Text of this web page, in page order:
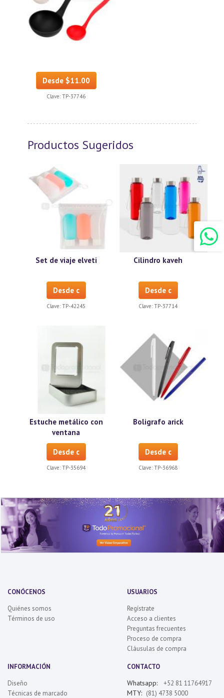
Desde $11.00
Clave: TP-37746
Productos Sugeridos
Set de viaje elveti
Desde c
Clave: TP-42245
Cilindro kaveh
Desde c
Clave: TP-37714
Estuche metálico con
ventana
Desde c
Clave: TP-35694
Boligrafo arick
Desde c
Clave: TP-36968
CONÓCENOS
Quiénes somos
Términos de uso
USUARIOS
Regístrate
Acceso a clientes
Preguntas frecuentes
Proceso de compra
Cláusulas de compra
INFORMACIÓN
Diseño
Técnicas de marcado
CONTACTO
Whatsapp: +52 81 11764917
MTY: (81) 4738 5000